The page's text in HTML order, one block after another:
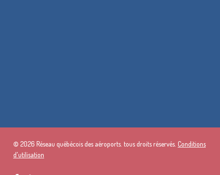
© 2026 Réseau québécois des aéroports. tous droits réservés. Conditions
d'utilisation